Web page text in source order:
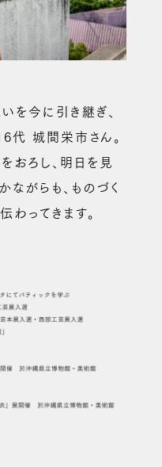
を今に引き継ぎ、
代 城間栄市さん。
おろし、明日を見
がらも、ものづく
わってきます。